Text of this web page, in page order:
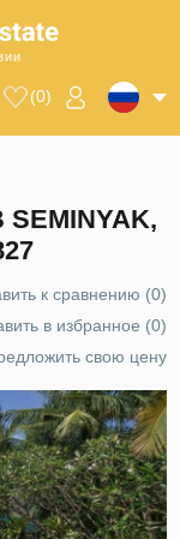
(0)
к сравнению (0)
в избранное (0)
свою цену